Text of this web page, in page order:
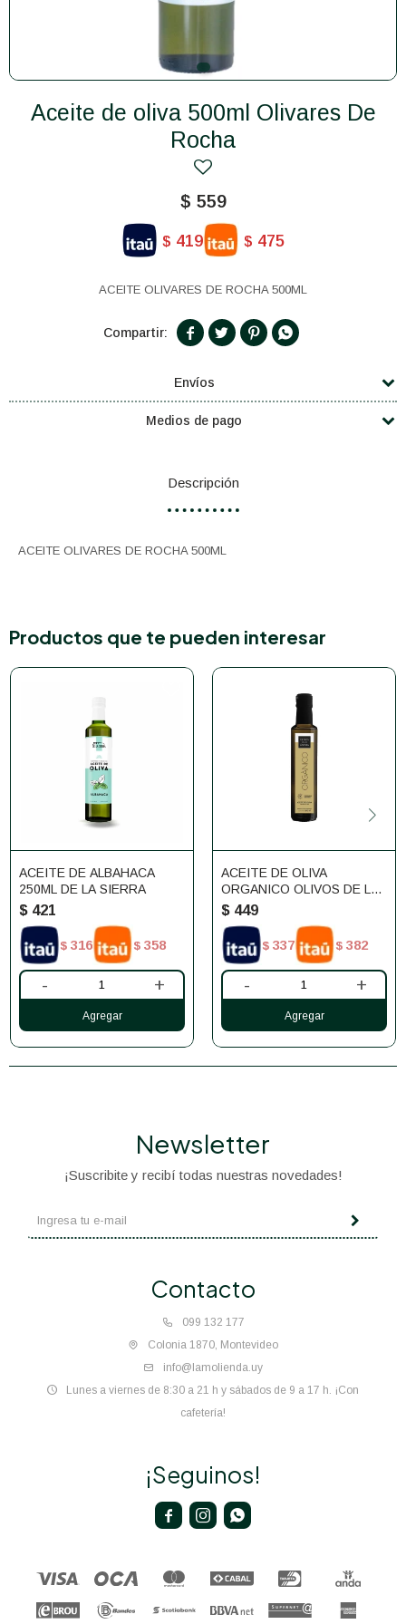
Aceite de oliva 500ml Olivares De
Rocha
$ 559
$ 419 $ 475
ACEITE OLIVARES DE ROCHA 500ML
   
Envíos
Medios de pago
Descripción
ACEITE OLIVARES DE ROCHA 500ML
Productos que te pueden interesar
ACEITE DE ALBAHACA
250ML DE LA SIERRA
$ 421
$ 316 $ 358
- +
ACEITE DE OLIVA
ORGANICO OLIVOS DE LAS
ANIMAS 250ML
$ 449
$ 337 $ 382
- +
Contacto
099 132 177
Colonia 1870, Montevideo
info@lamolienda.uy
Lunes a viernes de 8:30 a 21 h y sábados de 9 a 17 h. ¡Con
cafetería!
Newsletter
¡Suscribite y recibí todas nuestras novedades!
¡Seguinos!
  